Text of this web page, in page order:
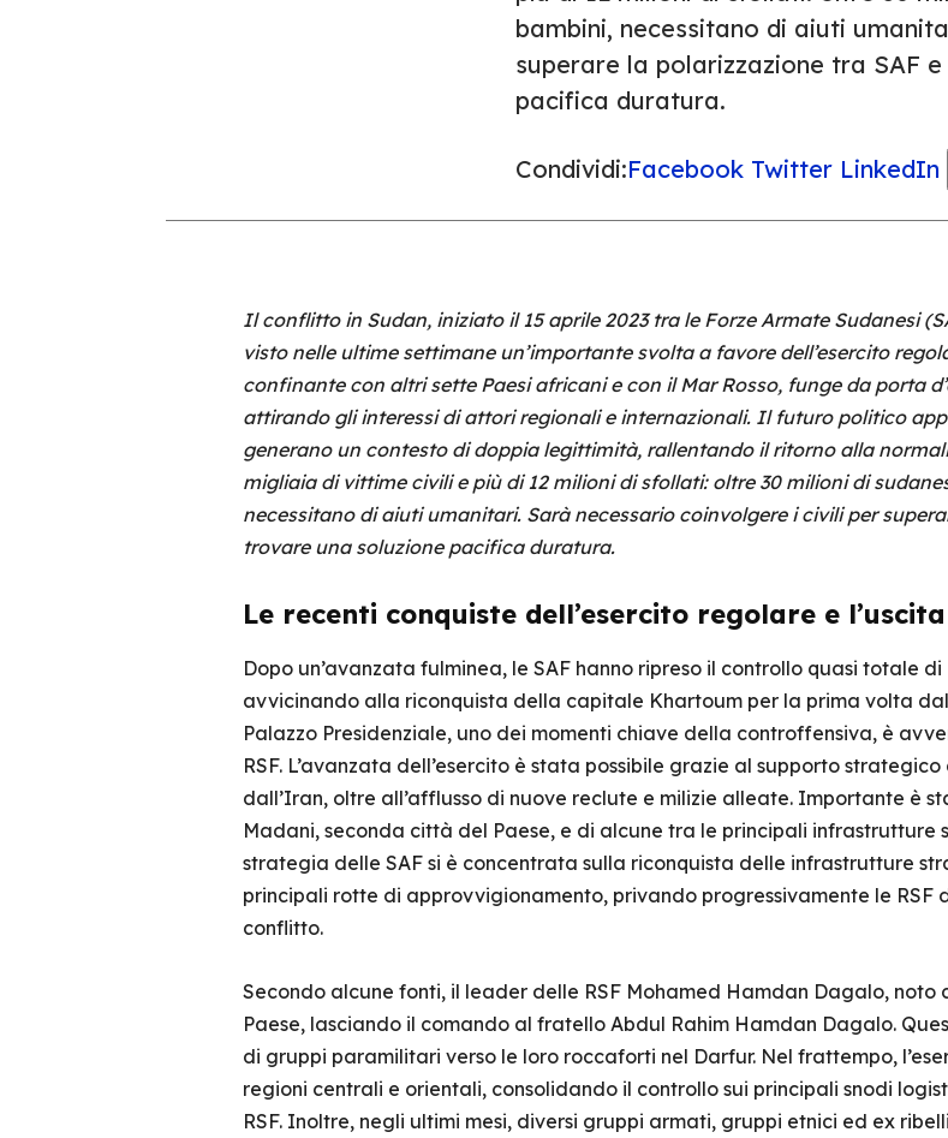
bambini, necessitano di aiuti
superare la polarizzazione tra SAF
pacifica duratura.
Condividi:Facebook Twitter LinkedIn
Il conflitto in Sudan, iniziato il 15 aprile 2023 tra le Forze Armate Sudanesi
visto nelle ultime settimane un’importante svolta a favore dell’esercito
confinante con altri sette Paesi africani e con il Mar Rosso, funge da porta
attirando gli interessi di attori regionali e internazionali. Il futuro politico
generano un contesto di doppia legittimità, rallentando il ritorno alla
migliaia di vittime civili e più di 12 milioni di sfollati: oltre 30 milioni di
necessitano di aiuti umanitari. Sarà necessario coinvolgere i civili per
trovare una soluzione pacifica duratura.
Le recenti conquiste dell’esercito regolare e
Dopo un’avanzata fulminea, le SAF hanno ripreso il controllo quasi totale
avvicinando alla riconquista della capitale Khartoum per la prima volta
Palazzo Presidenziale, uno dei momenti chiave della controffensiva, è
RSF. L’avanzata dell’esercito è stata possibile grazie al supporto
dall’Iran, oltre all’afflusso di nuove reclute e milizie alleate. Importante è
Madani, seconda città del Paese, e di alcune tra le principali
strategia delle SAF si è concentrata sulla riconquista delle infrastrutture
principali rotte di approvvigionamento, privando progressivamente le RSF
conflitto.
Secondo alcune fonti, il leader delle RSF Mohamed Hamdan Dagalo,
Paese, lasciando il comando al fratello Abdul Rahim Hamdan Dagalo.
di gruppi paramilitari verso le loro roccaforti nel Darfur. Nel frattempo,
regioni centrali e orientali, consolidando il controllo sui principali snodi
RSF. Inoltre, negli ultimi mesi, diversi gruppi armati, gruppi etnici ed ex